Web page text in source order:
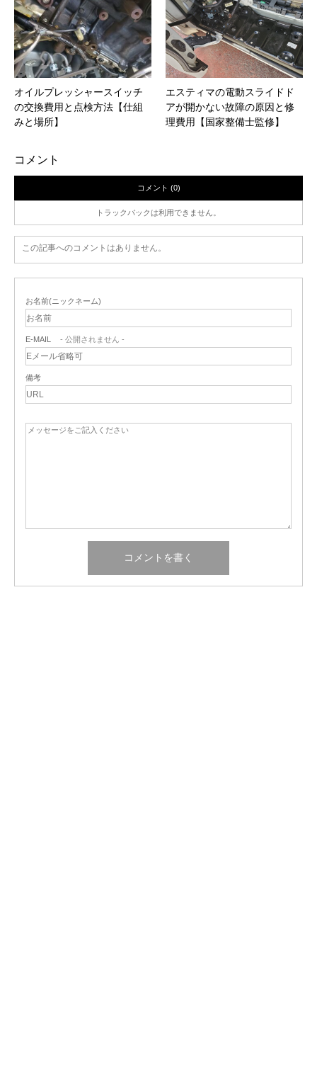
オイルプレッシャースイッチ
の交換費用と点検方法【仕組
みと場所】
エスティマの電動スライドド
アが開かない故障の原因と修
理費用【国家整備士監修】
コメント
コメント (0)
トラックバックは利用できません。
この記事へのコメントはありません。
お名前(ニックネーム)
E-MAIL - 公開されません -
備考